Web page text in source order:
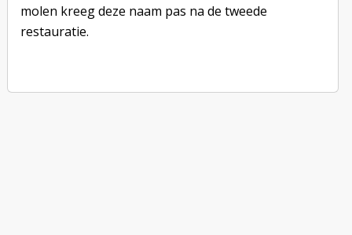
molen kreeg deze naam pas na de tweede
restauratie.